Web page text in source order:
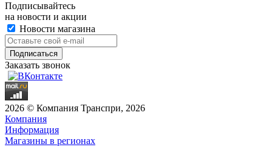
Подписывайтесь
на новости и акции
Новости магазина
Заказать звонок
2026 © Компания Транспри, 2026
Компания
Информация
Магазины в регионах